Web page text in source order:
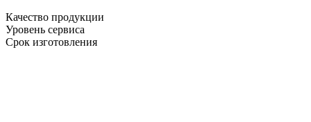
Качество продукции
Уровень сервиса
Срок изготовления